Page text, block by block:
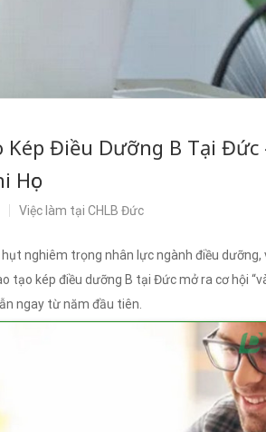
Điều Dưỡng B Tại Đức
Việc làm tại CHLB Đức
nghiêm trọng nhân lực ngành điều dưỡng,
tạo kép điều dưỡng B tại Đức mở ra cơ hội
ngay từ năm đầu tiên.